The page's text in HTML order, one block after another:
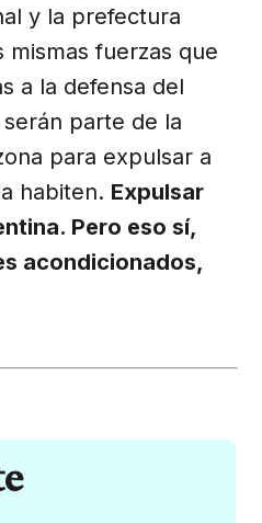
y la prefectura
mismas fuerzas que
a la defensa del
parte de la
para expulsar a
habiten. Expulsar
Pero eso sí,
acondicionados,